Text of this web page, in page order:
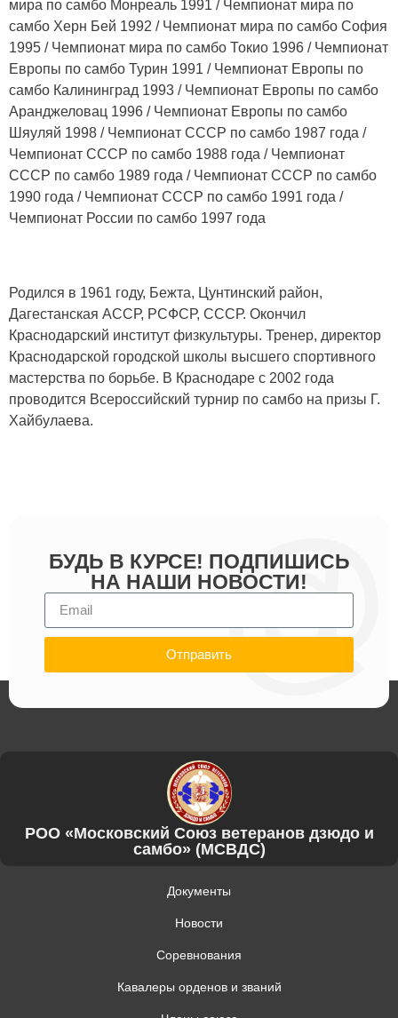
мира по самбо Монреаль 1991 / Чемпионат мира по
самбо Херн Бей 1992 / Чемпионат мира по самбо София
1995 / Чемпионат мира по самбо Токио 1996 / Чемпионат
Европы по самбо Турин 1991 / Чемпионат Европы по
самбо Калининград 1993 / Чемпионат Европы по самбо
Аранджеловац 1996 / Чемпионат Европы по самбо
Шяуляй 1998 / Чемпионат СССР по самбо 1987 года /
Чемпионат СССР по самбо 1988 года / Чемпионат
СССР по самбо 1989 года / Чемпионат СССР по самбо
1990 года / Чемпионат СССР по самбо 1991 года /
Чемпионат России по самбо 1997 года
Родился в 1961 году, Бежта, Цунтинский район,
Дагестанская АССР, РСФСР, СССР. Окончил
Краснодарский институт физкультуры. Тренер, директор
Краснодарской городской школы высшего спортивного
мастерства по борьбе. В Краснодаре с 2002 года
проводится Всероссийский турнир по самбо на призы Г.
Хайбулаева.
БУДЬ В КУРСЕ! ПОДПИШИСЬ
НА НАШИ НОВОСТИ!
Отправить
РОО «Московский Союз ветеранов дзюдо и
самбо» (МСВДС)
Документы
Новости
Соревнования
Кавалеры орденов и званий